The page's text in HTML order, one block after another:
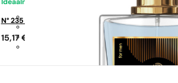
Ideaalne sobivus
N° 235 - 35%
15,17 €